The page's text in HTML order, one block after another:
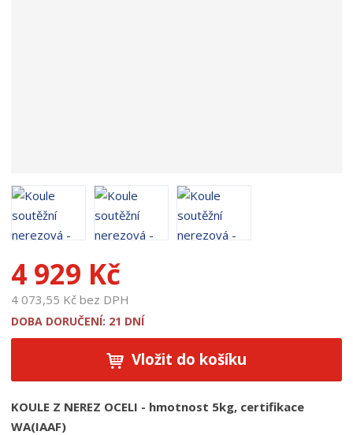
4 929 Kč
4 073,55 Kč bez DPH
DOBA DORUČENÍ: 21 DNÍ
Vložit do košíku
KOULE Z NEREZ OCELI - hmotnost 5kg, certifikace
WA(IAAF)